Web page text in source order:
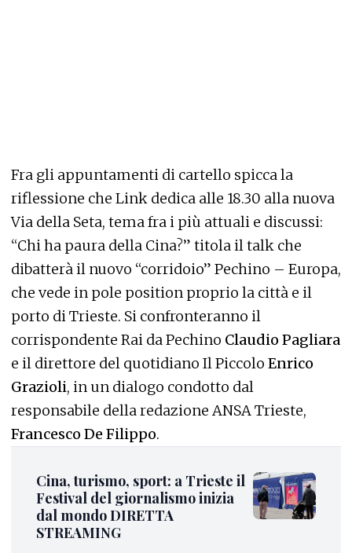
Fra gli appuntamenti di cartello spicca la
riflessione che Link dedica alle 18.30 alla nuova
Via della Seta, tema fra i più attuali e discussi:
“Chi ha paura della Cina?” titola il talk che
dibatterà il nuovo “corridoio” Pechino – Europa,
che vede in pole position proprio la città e il
porto di Trieste. Si confronteranno il
corrispondente Rai da Pechino Claudio Pagliara
e il direttore del quotidiano Il Piccolo Enrico
Grazioli, in un dialogo condotto dal
responsabile della redazione ANSA Trieste,
Francesco De Filippo.
Cina, turismo, sport: a Trieste il
Festival del giornalismo inizia
dal mondo DIRETTA
STREAMING